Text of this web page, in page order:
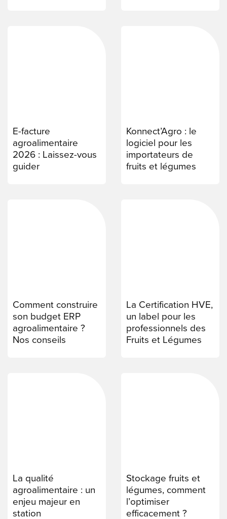
E-facture
agroalimentaire
2026 : Laissez-vous
guider
Konnect’Agro : le
logiciel pour les
importateurs de
fruits et légumes
Comment construire
son budget ERP
agroalimentaire ?
Nos conseils
La Certification HVE,
un label pour les
professionnels des
Fruits et Légumes
La qualité
agroalimentaire : un
enjeu majeur en
station
Stockage fruits et
légumes, comment
l’optimiser
efficacement ?